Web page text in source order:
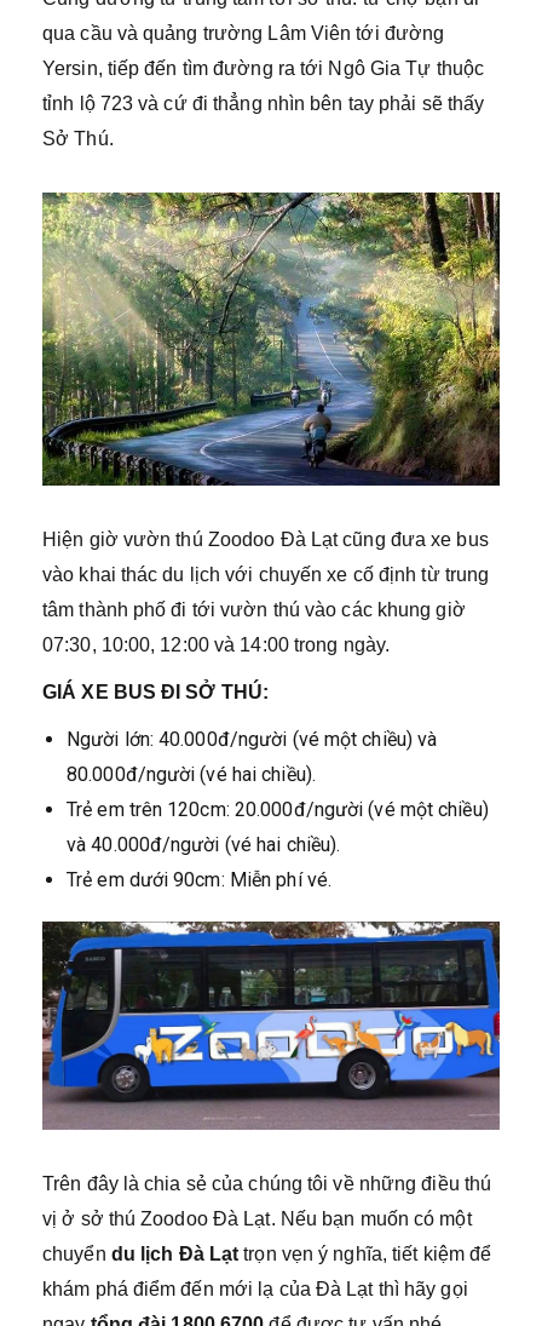
qua cầu và quảng trường Lâm Viên tới đường
Yersin, tiếp đến tìm đường ra tới Ngô Gia Tự thuộc
tỉnh lộ 723 và cứ đi thẳng nhìn bên tay phải sẽ thấy
Sở Thú.
Hiện giờ vườn thú Zoodoo Đà Lạt cũng đưa xe bus
vào khai thác du lịch với chuyến xe cố định từ trung
tâm thành phố đi tới vườn thú vào các khung giờ
07:30, 10:00, 12:00 và 14:00 trong ngày.
GIÁ XE BUS ĐI SỞ THÚ:
Người lớn: 40.000đ/người (vé một chiều) và
80.000đ/người (vé hai chiều).
Trẻ em trên 120cm: 20.000đ/người (vé một chiều)
và 40.000đ/người (vé hai chiều).
Trẻ em dưới 90cm: Miễn phí vé.
Trên đây là chia sẻ của chúng tôi về những điều thú
vị ở sở thú Zoodoo Đà Lạt. Nếu bạn muốn có một
chuyển du lịch Đà Lạttrọn vẹn ý nghĩa, tiết kiệm để
khám phá điểm đến mới lạ của Đà Lạt thì hãy gọi